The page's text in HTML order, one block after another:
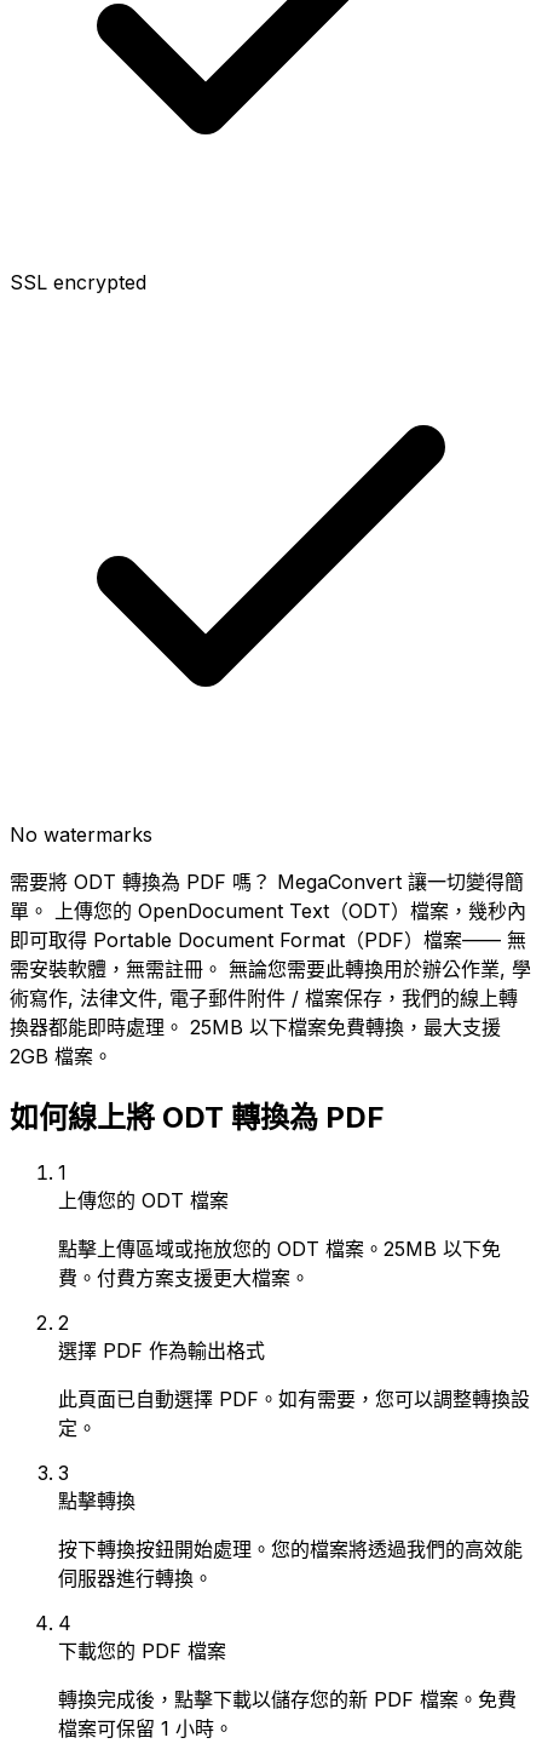
SSL encrypted
No watermarks
需要將 ODT 轉換為 PDF 嗎？ MegaConvert 讓一切變得簡
單。 上傳您的 OpenDocument Text（ODT）檔案，幾秒內
即可取得 Portable Document Format（PDF）檔案—— 無
需安裝軟體，無需註冊。 無論您需要此轉換用於辦公作業, 學
術寫作, 法律文件, 電子郵件附件 / 檔案保存，我們的線上轉
換器都能即時處理。 25MB 以下檔案免費轉換，最大支援
2GB 檔案。
如何線上將 ODT 轉換為 PDF
1
上傳您的 ODT 檔案
點擊上傳區域或拖放您的 ODT 檔案。25MB 以下免
費。付費方案支援更大檔案。
2
選擇 PDF 作為輸出格式
此頁面已自動選擇 PDF。如有需要，您可以調整轉換設
定。
3
點擊轉換
按下轉換按鈕開始處理。您的檔案將透過我們的高效能
伺服器進行轉換。
4
下載您的 PDF 檔案
轉換完成後，點擊下載以儲存您的新 PDF 檔案。免費
檔案可保留 1 小時。